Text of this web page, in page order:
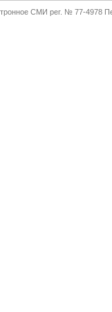
СМИ рег. № 77-4978